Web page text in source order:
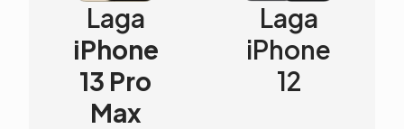
Laga
iPhone
13 Pro
Max
Laga
iPhone
12